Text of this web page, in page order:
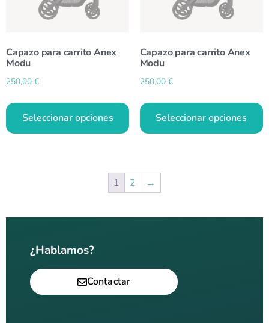
Capazo para carrito Anex
Modu
250,00 €
Seleccionar opciones
Capazo para carrito Anex
Modu
250,00 €
Seleccionar opciones
1 2 →
¿Hablamos?
Contactar